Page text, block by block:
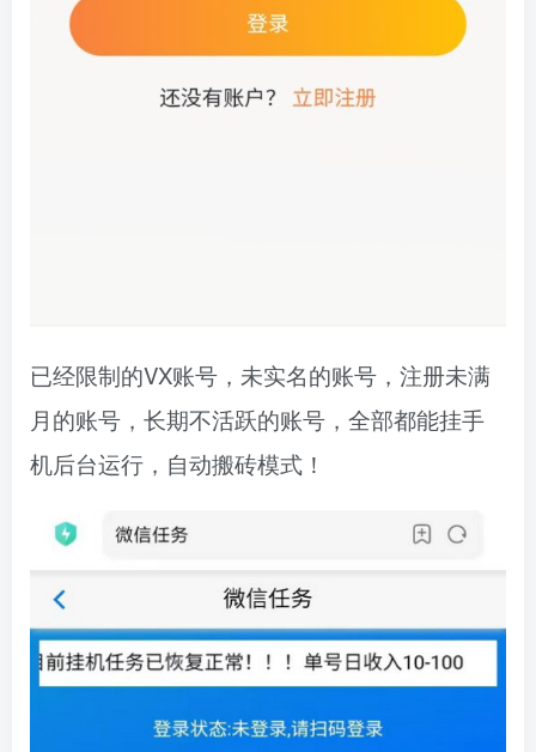
已经限制的VX账号，未实名的账号，注册未满
月的账号，长期不活跃的账号，全部都能挂手
机后台运行，自动搬砖模式！